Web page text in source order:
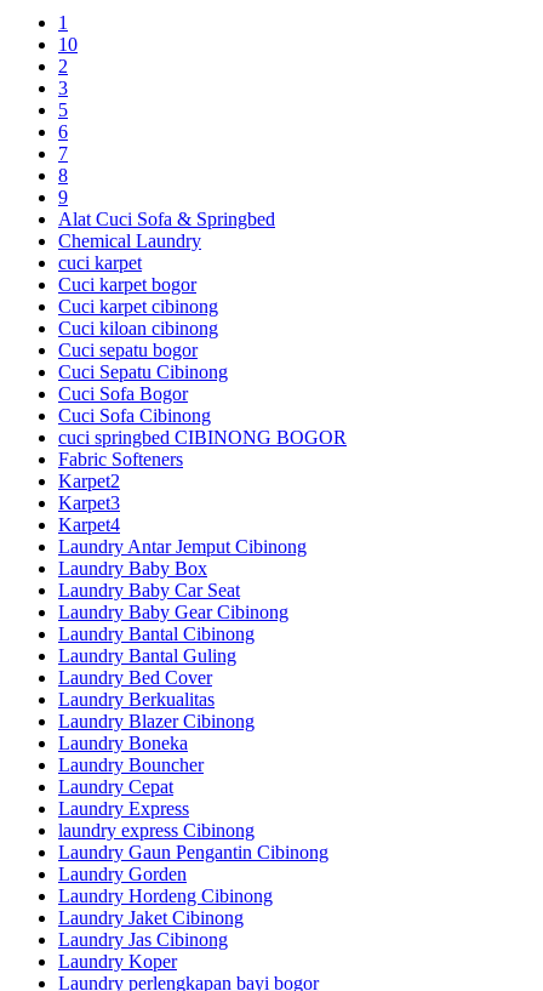
1
10
2
3
5
6
7
8
9
Alat Cuci Sofa & Springbed
Chemical Laundry
cuci karpet
Cuci karpet bogor
Cuci karpet cibinong
Cuci kiloan cibinong
Cuci sepatu bogor
Cuci Sepatu Cibinong
Cuci Sofa Bogor
Cuci Sofa Cibinong
cuci springbed CIBINONG BOGOR
Fabric Softeners
Karpet2
Karpet3
Karpet4
Laundry Antar Jemput Cibinong
Laundry Baby Box
Laundry Baby Car Seat
Laundry Baby Gear Cibinong
Laundry Bantal Cibinong
Laundry Bantal Guling
Laundry Bed Cover
Laundry Berkualitas
Laundry Blazer Cibinong
Laundry Boneka
Laundry Bouncher
Laundry Cepat
Laundry Express
laundry express Cibinong
Laundry Gaun Pengantin Cibinong
Laundry Gorden
Laundry Hordeng Cibinong
Laundry Jaket Cibinong
Laundry Jas Cibinong
Laundry Koper
Laundry perlengkapan bayi bogor